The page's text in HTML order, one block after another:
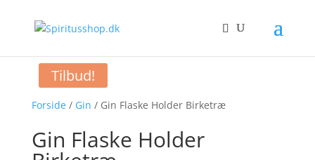
Forside/ Gin / Gin Flaske Holder Birketræ
Tilbud!
Gin Flaske Holder